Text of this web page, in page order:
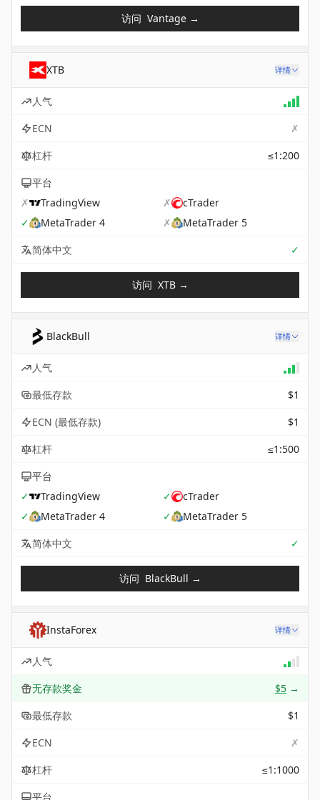
访问 Vantage→
XTB 详情
人气
ECN
✗
杠杆
≤1:200
平台
✗
TradingView ✗
cTrader
✓
MetaTrader 4 ✗
MetaTrader 5
简体中文
✓
访问 XTB→
BlackBull 详情
人气
最低存款
$1
ECN (最低存款)
$1
杠杆
≤1:500
平台
✓
TradingView ✓
cTrader
✓
MetaTrader 4 ✓
MetaTrader 5
简体中文
✓
访问 BlackBull →
InstaForex 详情
人气
无存款奖金
$5 →
最低存款
$1
ECN
✗
杠杆
≤1:1000
平台